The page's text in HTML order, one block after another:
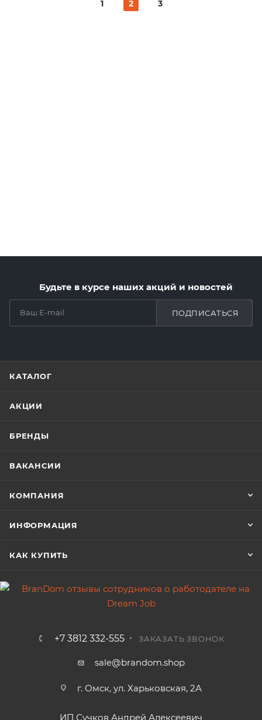
1 2 3
Будьте в курсе наших акций и новостей
ПОДПИСАТЬСЯ
КАТАЛОГ
АКЦИИ
БРЕНДЫ
ВАКАНСИИ
КОМПАНИЯ
ИНФОРМАЦИЯ
КАК КУПИТЬ
+7 3812 332-555 ЗАКАЗАТЬ ЗВОНОК
sale@brandom.shop
г. Омск, ул. Харьковская, 2А
ИП Сучков Андрей Алексеевич